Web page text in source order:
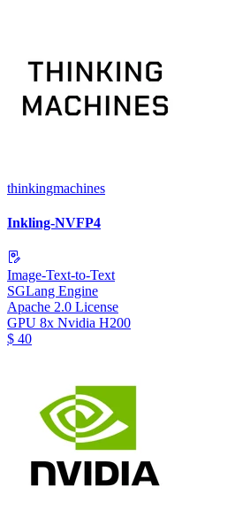
thinkingmachines
Inkling-NVFP4
Image-Text-to-Text
SGLang Engine
Apache 2.0 License
GPU 8x Nvidia H200
$ 40